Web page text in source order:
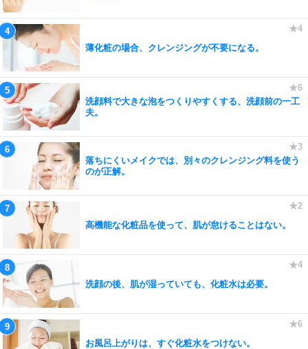
薄化粧の場合、クレンジングが不要になる。
洗顔料で大きな泡をつくりやすくする、洗顔前の一工
夫。
落ちにくいメイクでは、別々のクレンジング料を使う
のが正解。
高機能な化粧品を使って、肌が怠けることはない。
洗顔の後、肌が湿っていても、化粧水は必要。
お風呂上がりは、すぐ化粧水をつけない。